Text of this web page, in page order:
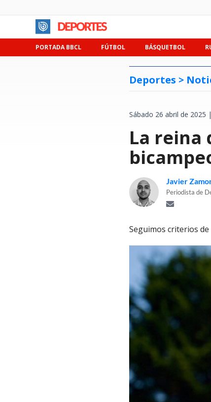
PORTADA BBCL FÚTBOL BÁSQUETBOL
Deportes >
Sábado 26 abril de 2025
La reina
Javier
Periodista de
Seguimos criterios de